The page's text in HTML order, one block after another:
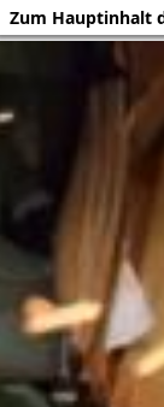
Zum Hauptinhalt